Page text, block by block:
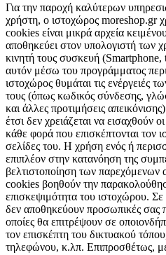
Για την παροχή καλύτερων
χρήστη, ο ιστοχώρος moreshop.gr
cookies είναι μικρά αρχεία
αποθηκεύει στον υπολογιστή των
κινητή τους συσκευή (Smartphone,
αυτόν μέσω του προγράμματος
ιστοχώρος θυμάται τις ενέργειές
τους (όπως κωδικός σύνδεσης,
και άλλες προτιμήσεις
έτσι δεν χρειάζεται να εισαχθούν
κάθε φορά που επισκέπτονται τον
σελίδες του. Η χρήση ενός ή
επιπλέον στην κατανόηση της
βελτιστοποίηση των
cookies βοηθούν την
επισκεψιμότητα του ιστοχώρου.
δεν αποθηκεύουν προσωπικές σας
οποίες θα επιτρέψουν σε
τον επισκέπτη του δικτυακού
τηλεφώνου, κ.λπ. Επιπροσθέτως,